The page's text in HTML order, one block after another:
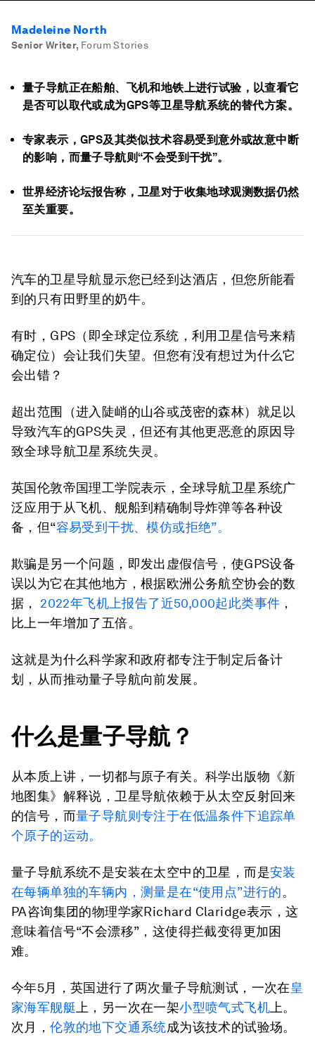
Madeleine North
Senior Writer, Forum Stories
量子导航正在船舶、飞机和地铁上进行试验，以查看它
是否可以取代或成为GPS等卫星导航系统的替代方案。
专家表示，GPS及其类似技术容易受到意外或故意中断
的影响，而量子导航则“不会受到干扰”。
世界经济论坛报告称，卫星对于收集地球观测数据仍然
至关重要。
汽车的卫星导航显示您已经到达酒店，但您所能看
到的只有田野里的奶牛。
有时，GPS（即全球定位系统，利用卫星信号来精
确定位）会让我们失望。但您有没有想过为什么它
会出错？
超出范围（进入陡峭的山谷或茂密的森林）就足以
导致汽车的GPS失灵，但还有其他更恶意的原因导
致全球导航卫星系统失灵。
英国伦敦帝国理工学院表示，全球导航卫星系统广
泛应用于从飞机、舰船到精确制导炸弹等各种设
备，但“容易受到干扰、模仿或拒绝”。
欺骗是另一个问题，即发出虚假信号，使GPS设备
误以为它在其他地方，根据欧洲公务航空协会的数
据， 2022年飞机上报告了近50,000起此类事件 ，
比上一年增加了五倍。
这就是为什么科学家和政府都专注于制定后备计
划，从而推动量子导航向前发展。
什么是量子导航？
从本质上讲，一切都与原子有关。科学出版物《新
地图集》解释说，卫星导航依赖于从太空反射回来
的信号，而量子导航则专注于在低温条件下追踪单
个原子的运动。
量子导航系统不是安装在太空中的卫星，而是安装
在每辆单独的车辆内，测量是在“使用点”进行的。
PA咨询集团的物理学家Richard Claridge表示，这
意味着信号“不会漂移”，这使得拦截变得更加困
难。
今年5月，英国进行了两次量子导航测试，一次在皇
家海军舰艇 上，另一次在一架小型喷气式飞机 上。
次月，伦敦的地下交通系统成为该技术的试验场。